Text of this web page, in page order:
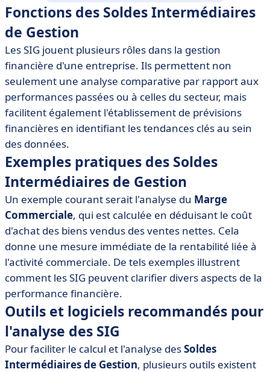
Fonctions des Soldes Intermédiaires
de Gestion
Les SIG jouent plusieurs rôles dans la gestion
financière d'une entreprise. Ils permettent non
seulement une analyse comparative par rapport aux
performances passées ou à celles du secteur, mais
facilitent également l'établissement de prévisions
financières en identifiant les tendances clés au sein
des données.
Exemples pratiques des Soldes
Intermédiaires de Gestion
Un exemple courant serait l'analyse du Marge
Commerciale, qui est calculée en déduisant le coût
d'achat des biens vendus des ventes nettes. Cela
donne une mesure immédiate de la rentabilité liée à
l'activité commerciale. De tels exemples illustrent
comment les SIG peuvent clarifier divers aspects de la
performance financière.
Outils et logiciels recommandés pour
l'analyse des SIG
Pour faciliter le calcul et l'analyse desSoldes
Intermédiaires de Gestion, plusieurs outils existent